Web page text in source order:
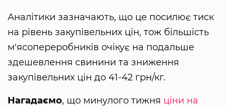
Аналітики зазначають, що це посилює тиск
на рівень закупівельних цін, тож більшість
м'ясопереробників очікує на подальше
здешевлення свинини та зниження
закупівельних цін до 41-42 грн/кг.
Нагадаємо, що минулого тижня ціни на